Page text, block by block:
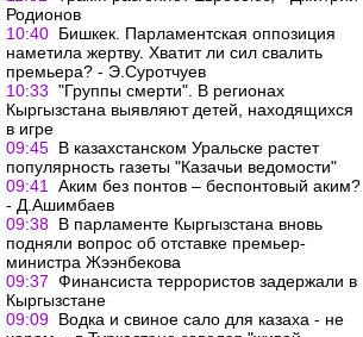
Родионов
10:40 Бишкек. Парламентская оппозиция
наметила жертву. Хватит ли сил свалить
премьера? - Э.Суротчуев
10:33 "Группы смерти". В регионах
Кыргызстана выявляют детей, находящихся
в игре
09:45 В казахстанском Уральске растет
популярность газеты "Казачьи ведомости"
09:41
Аким без понтов – беспонтовый аким?
- Д.Ашимбаев
09:38 В парламенте Кыргызстана вновь
подняли вопрос об отставке премьер-
министра Жээнбекова
09:37 Финансиста террористов задержали в
Кыргызстане
09:09 Водка и свиное сало для казаха - не